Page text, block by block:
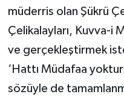
müderris olan Şükrü
Çelikalayları, Kuvva-i
ve gerçekleştirmek
‘Hattı Müdafaa yoktur
sözüyle de